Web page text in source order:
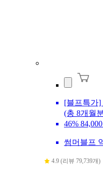
[블프특가]
(총 8개월
46%
썸머블프
4.9 (리뷰 79,739개)